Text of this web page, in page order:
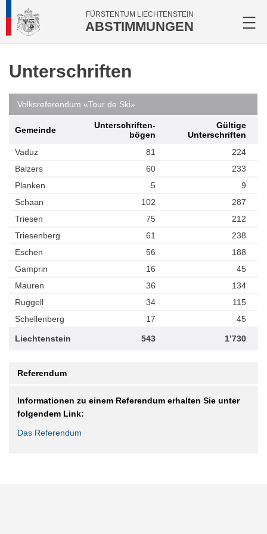
FÜRSTENTUM LIECHTENSTEIN
ABSTIMMUNGEN
Unterschriften
Volksreferendum «Tour de Ski»
Gemeinde
Unterschriften­
bögen
Gültige
Unterschriften
Vaduz
81
224
Balzers
60
233
Planken
5
9
Schaan
102
287
Triesen
75
212
Triesenberg
61
238
Eschen
56
188
Gamprin
16
45
Mauren
36
134
Ruggell
34
115
Schellenberg
17 45
Liechtenstein 543 1’730
Referendum
Informationen zu einem Referendum erhalten Sie unter
folgendem Link:
Das Referendum